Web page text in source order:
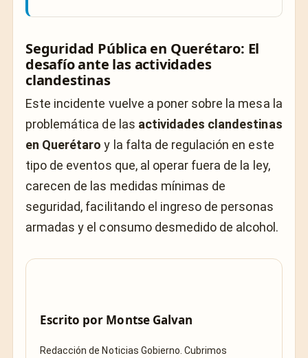
Seguridad Pública en Querétaro: El
desafío ante las actividades
clandestinas
Este incidente vuelve a poner sobre la mesa la
problemática de las actividades clandestinas
en Querétaro y la falta de regulación en este
tipo de eventos que, al operar fuera de la ley,
carecen de las medidas mínimas de
seguridad, facilitando el ingreso de personas
armadas y el consumo desmedido de alcohol.
Escrito por Montse Galvan
Redacción de Noticias Gobierno. Cubrimos